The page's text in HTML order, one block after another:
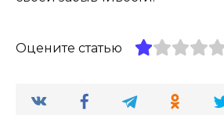
Оцените статью